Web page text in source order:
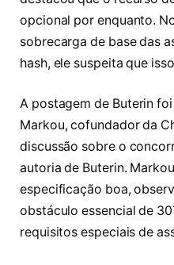
opcional por enquanto.
sobrecarga de base das
hash, ele suspeita que
A postagem de Buterin
Markou, cofundador da
discussão sobre o
autoria de Buterin.
especificação boa,
obstáculo essencial de
requisitos especiais de